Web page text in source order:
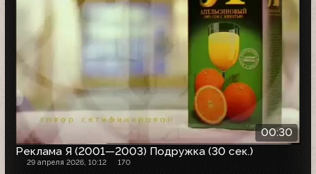
00:30
Реклама Я (2001—2003) Подружка (30 сек.)
29 апреля 2026, 10:12 170